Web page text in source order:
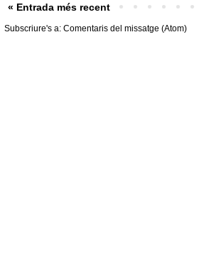
« Entrada més recent
Subscriure's a: Comentaris del missatge (Atom)